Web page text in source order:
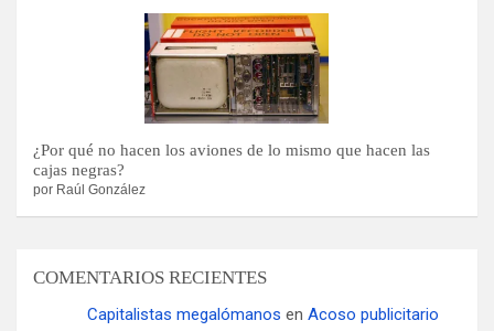
¿Por qué no hacen los aviones de lo mismo que hacen las
cajas negras?
por Raúl González
COMENTARIOS RECIENTES
Capitalistas megalómanos en Acoso publicitario